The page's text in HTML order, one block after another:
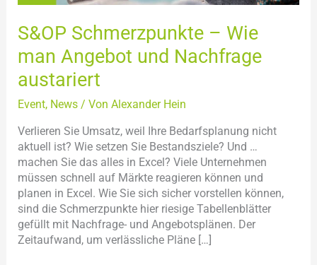
S&OP Schmerzpunkte – Wie
man Angebot und Nachfrage
austariert
Event, News / VonAlexander Hein
Verlieren Sie Umsatz, weil Ihre Bedarfsplanung nicht
aktuell ist? Wie setzen Sie Bestandsziele? Und …
machen Sie das alles in Excel? Viele Unternehmen
müssen schnell auf Märkte reagieren können und
planen in Excel. Wie Sie sich sicher vorstellen können,
sind die Schmerzpunkte hier riesige Tabellenblätter
gefüllt mit Nachfrage- und Angebotsplänen. Der
Zeitaufwand, um verlässliche Pläne […]
austariert